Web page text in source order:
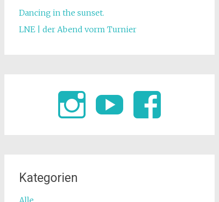
Dancing in the sunset.
LNE | der Abend vorm Turnier
Kategorien
Alle